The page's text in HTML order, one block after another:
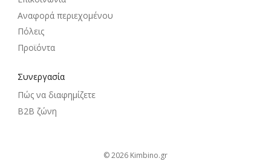
Αναφορά περιεχομένου
Πόλεις
Προϊόντα
Συνεργασία
Πώς να διαφημίζετε
B2B ζώνη
© 2026 kimbino.gr